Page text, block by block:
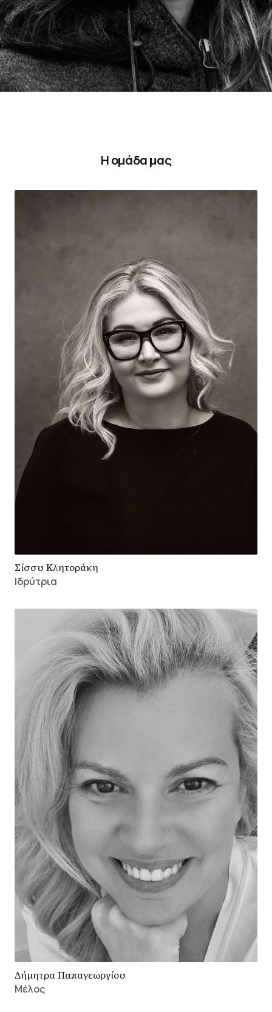
Η ομάδα μας
Σίσσυ Κλητοράκη
Ιδρύτρια
Δήμητρα Παπαγεωργίου
Μέλος